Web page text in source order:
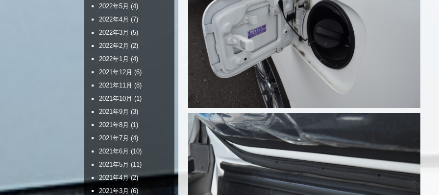
2022年5月 (4)
2022年4月 (7)
2022年3月 (5)
2022年2月 (2)
2022年1月 (4)
2021年12月 (6)
2021年11月 (8)
2021年10月 (1)
2021年9月 (3)
2021年8月 (1)
2021年7月 (4)
2021年6月 (10)
2021年5月 (11)
2021年4月(2)
2021年3月 (6)